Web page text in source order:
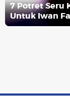
7 Potret Seru
Untuk Iwan